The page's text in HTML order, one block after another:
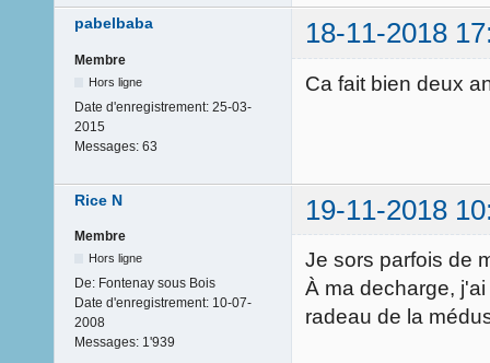
pabelbaba 18-11-2018
Membre
Hors ligne
Date d'enregistrement: 25-03-
2015
Messages: 63
Ca fait bien deux
Rice N 19-11-2018
Membre
Hors ligne
De: Fontenay sous Bois
Date d'enregistrement: 10-07-
2008
Messages: 1'939
Je sors parfois de
À ma decharge,
radeau de la